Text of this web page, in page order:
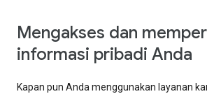
Mengakses dan
informasi pribadi Anda
Kapan pun Anda menggunakan layanan